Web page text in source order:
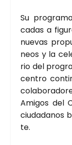
Su
ca­das a
nue­vas
neos y la
rio del
cen­tro
Ami­gos del
ciu­da­da­nos
te.